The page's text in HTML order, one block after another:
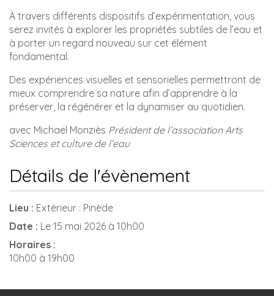
À travers différents dispositifs d’expérimentation, vous
serez invités à explorer les propriétés subtiles de l’eau et
à porter un regard nouveau sur cet élément
fondamental.
Des expériences visuelles et sensorielles permettront de
mieux comprendre sa nature afin d’apprendre à la
préserver, la régénérer et la dynamiser au quotidien.
avec Michaël Monziès Président de l’association Arts
Sciences et culture de l’eau
Détails de l'évènement
Lieu : Extérieur : Pinède
Date : Le 15 mai 2026 à 10h00
Horaires :
10h00 à 19h00